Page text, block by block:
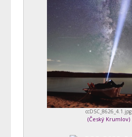
ccDSC_8626_4.1.jpg
(Český Krumlov)